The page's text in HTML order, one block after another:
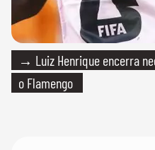
→ Luiz Henrique encerra
o Flamengo